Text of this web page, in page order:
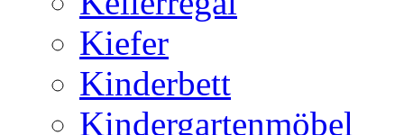
Kiefer
Kinderbett
Kindergartenmöbel